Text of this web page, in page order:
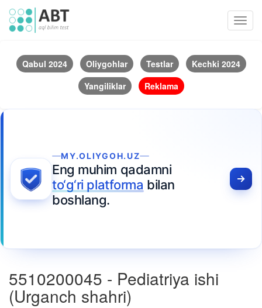
Qabul 2024 Oliygohlar Testlar
Kechki 2024
Yangiliklar
Reklama
MY.OLIYGOH.UZ
Eng muhim qadamni
to‘g‘ri platforma bilan
boshlang.
5510200045 - Pediatriya ishi
(Urganch shahri)